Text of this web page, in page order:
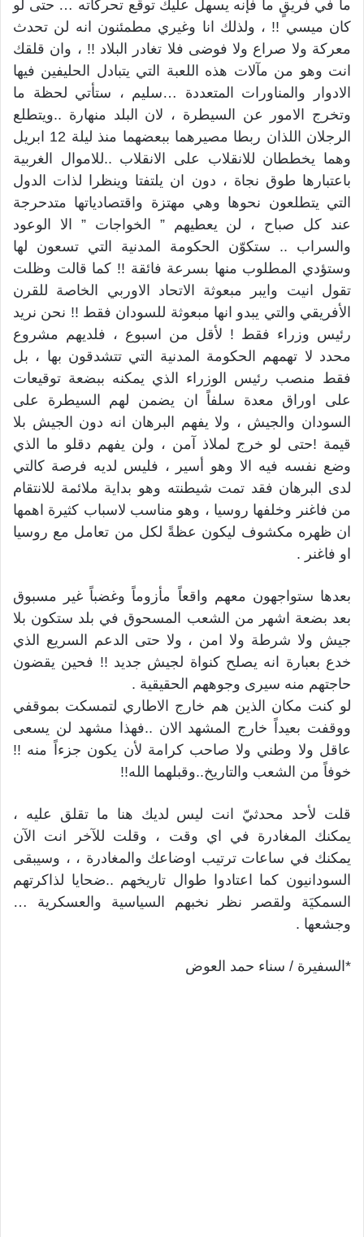
ما في فريقٍ ما فإنه يسهل عليك توقع تحركاته … حتى لو
كان ميسي !! ، ولذلك انا وغيري مطمئنون انه لن تحدث
معركة ولا صراع ولا فوضى فلا تغادر البلاد !! ، وان قلقك
انت وهو من مآلات هذه اللعبة التي يتبادل الحليفين فيها
الادوار والمناورات المتعددة …سليم ، ستأتي لحظة ما
وتخرج الامور عن السيطرة ، لان البلد منهارة ..ويتطلع
الرجلان اللذان ربطا مصيرهما ببعضهما منذ ليلة 12 ابريل
وهما يخططان للانقلاب على الانقلاب ..للاموال الغربية
باعتبارها طوق نجاة ، دون ان يلتفتا وينظرا لذات الدول
التي يتطلعون نحوها وهي مهتزة واقتصادياتها متدحرجة
عند كل صباح ، لن يعطيهم ” الخواجات ” الا الوعود
والسراب .. ستكوّن الحكومة المدنية التي تسعون لها
وستؤدي المطلوب منها بسرعة فائقة !! كما قالت وظلت
تقول انيت وايبر مبعوثة الاتحاد الاوربي الخاصة للقرن
الأفريقي والتي يبدو انها مبعوثة للسودان فقط !! نحن نريد
رئيس وزراء فقط ! لأقل من اسبوع ، فلديهم مشروع
محدد لا تهمهم الحكومة المدنية التي تتشدقون بها ، بل
فقط منصب رئيس الوزراء الذي يمكنه ببضعة توقيعات
على اوراق معدة سلفاً ان يضمن لهم السيطرة على
السودان والجيش ، ولا يفهم البرهان انه دون الجيش بلا
قيمة !حتى لو خرج لملاذ آمن ، ولن يفهم دقلو ما الذي
وضع نفسه فيه الا وهو أسير ، فليس لديه فرصة كالتي
لدى البرهان فقد تمت شيطنته وهو بداية ملائمة للانتقام
من فاغنر وخلفها روسيا ، وهو مناسب لاسباب كثيرة اهمها
ان ظهره مكشوف ليكون عظةً لكل من تعامل مع روسيا
او فاغنر .
بعدها ستواجهون معهم واقعاً مأزوماً وغضباً غير مسبوق
بعد بضعة اشهر من الشعب المسحوق في بلد ستكون بلا
جيش ولا شرطة ولا امن ، ولا حتى الدعم السريع الذي
خدع بعبارة انه يصلح كنواة لجيش جديد !! فحين يقضون
حاجتهم منه سيرى وجوههم الحقيقية .
لو كنت مكان الذين هم خارج الاطاري لتمسكت بموقفي
ووقفت بعيداً خارج المشهد الان ..فهذا مشهد لن يسعى
عاقل ولا وطني ولا صاحب كرامة لأن يكون جزءاً منه !!
خوفاً من الشعب والتاريخ..وقبلهما الله!!
قلت لأحد محدثيّ انت ليس لديك هنا ما تقلق عليه ،
يمكنك المغادرة في اي وقت ، وقلت للآخر انت الآن
يمكنك في ساعات ترتيب اوضاعك والمغادرة ، ، وسيبقى
السودانيون كما اعتادوا طوال تاريخهم ..ضحايا لذاكرتهم
السمكيَة ولقصر نظر نخبهم السياسية والعسكرية …
وجشعها .
*السفيرة / سناء حمد العوض